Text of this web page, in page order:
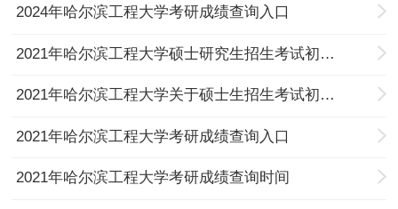
2024年哈尔滨工程大学考研成绩查询入口
2021年哈尔滨工程大学硕士研究生招生考试初试成绩复核结果的通知
2021年哈尔滨工程大学关于硕士生招生考试初试成绩查询及成绩复核工作的通知
2021年哈尔滨工程大学考研成绩查询入口
2021年哈尔滨工程大学考研成绩查询时间